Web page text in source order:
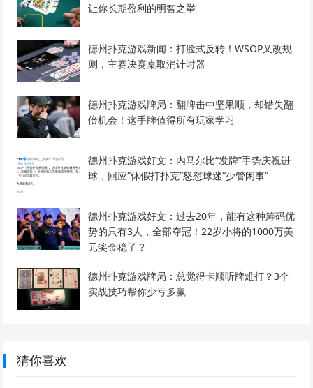
让你长期盈利的明智之举
德州扑克游戏新闻：打脸式反转！WSOP又改规
则，主赛决赛桌取消计时器
德州扑克游戏牌局：翻牌击中坚果顺，却错失翻
倍机会！这手牌值得所有玩家学习
德州扑克游戏好文：内马尔比“发牌”手势庆祝进
球，回应“休假打扑克”怒怼球迷“少管闲事”
德州扑克游戏好文：过去20年，能有这种筹码优
势的只有3人，全部夺冠！22岁小将的1000万美
元奖金稳了？
德州扑克游戏牌局：总觉得卡顺听牌难打？3个
实战技巧帮你少亏多赢
猜你喜欢